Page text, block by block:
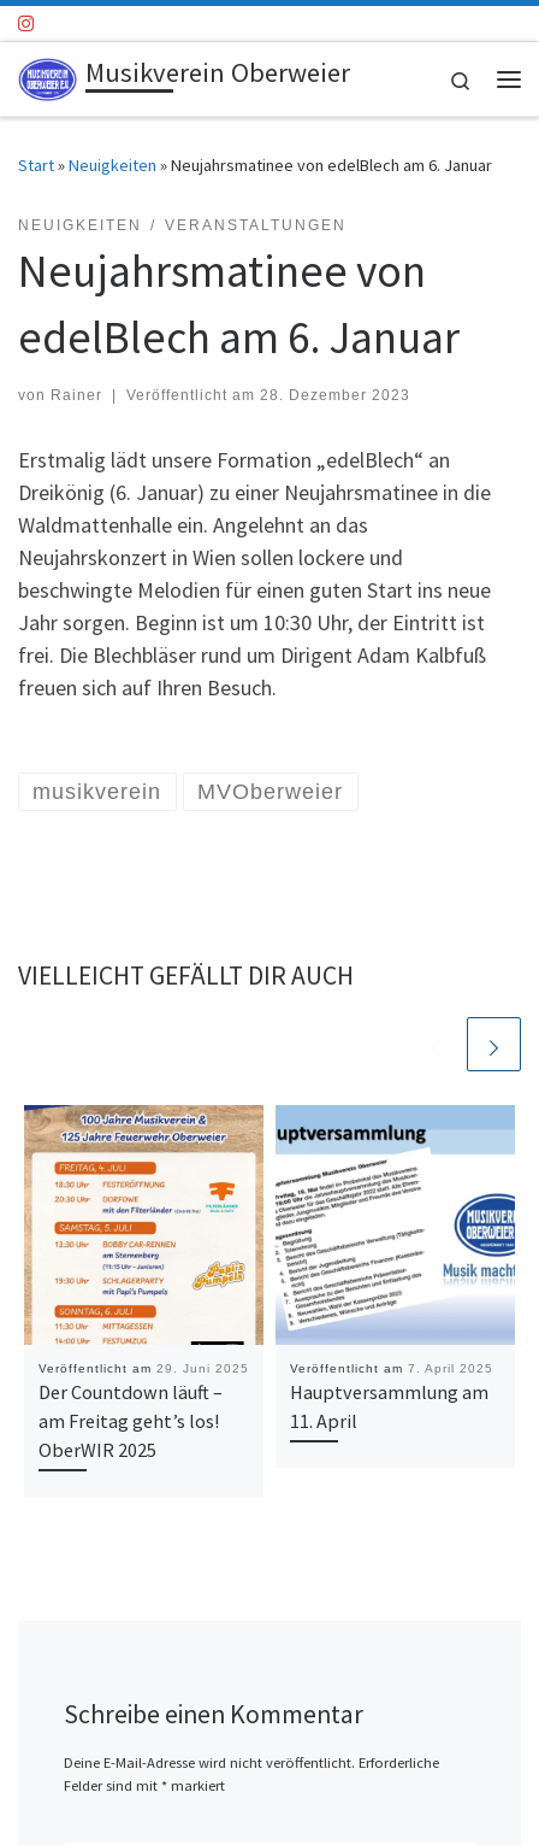
Zum Inhalt springen
Musikverein Oberweier
Search
Start»Neuigkeiten »Neujahrsmatinee von edelBlech am 6. Januar
NEUIGKEITEN VERANSTALTUNGEN
Neujahrsmatinee von
edelBlech am 6. Januar
von Rainer | Veröffentlicht am 28. Dezember 2023
Erstmalig lädt unsere Formation „edelBlech“ an
Dreikönig (6. Januar) zu einer Neujahrsmatinee in die
Waldmattenhalle ein. Angelehnt an das
Neujahrskonzert in Wien sollen lockere und
beschwingte Melodien für einen guten Start ins neue
Jahr sorgen. Beginn ist um 10:30 Uhr, der Eintritt ist
frei. Die Blechbläser rund um Dirigent Adam Kalbfuß
freuen sich auf Ihren Besuch.
musikverein MVOberweier
VIELLEICHT GEFÄLLT DIR AUCH
Veröffentlicht am 29. Juni 2025
Der Countdown läuft –
am Freitag geht’s los!
OberWIR 2025
Veröffentlicht am 7. April 2025
Hauptversammlung am
11. April
Schreibe einen Kommentar
Deine E-Mail-Adresse wird nicht veröffentlicht. Erforderliche
Felder sind mit *markiert